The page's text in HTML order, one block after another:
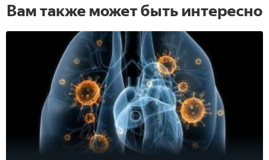
Вам также может быть интересно